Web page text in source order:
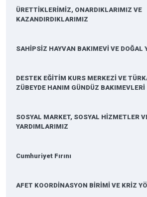
ÜRETTİKLERİMİZ, ONARDIKLARIMIZ VE
KAZANDIRDIKLARIMIZ
SAHİPSİZ HAYVAN BAKIMEVİ VE DOĞAL
DESTEK EĞİTİM KURS MERKEZİ VE
ZÜBEYDE HANIM GÜNDÜZ BAKIMEVLERİ
SOSYAL MARKET, SOSYAL HİZMETLER
YARDIMLARIMIZ
Cumhuriyet Fırını
AFET KOORDİNASYON BİRİMİ VE KRİZ